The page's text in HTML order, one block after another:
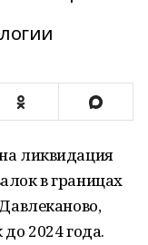
ликвидация
в границах
2024 года.